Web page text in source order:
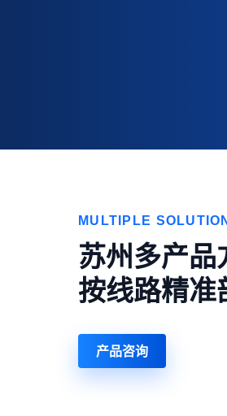
MULTIPLE
苏州多产品
按线路精准
产品咨询